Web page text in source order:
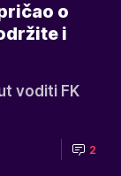
o
i
voditi FK
2